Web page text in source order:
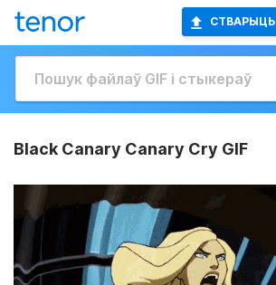
СТВАРЫЦЬ
Black Canary Canary Cry GIF